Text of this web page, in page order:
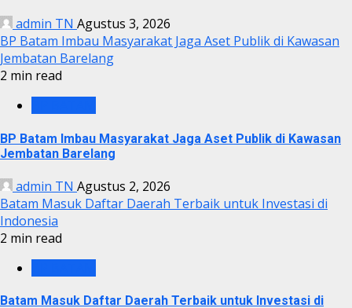
admin TN Agustus 3, 2026
BP Batam Imbau Masyarakat Jaga Aset Publik di Kawasan
Jembatan Barelang
2 min read
BP Batam Imbau Masyarakat Jaga Aset Publik di Kawasan
Jembatan Barelang
admin TN Agustus 2, 2026
Batam Masuk Daftar Daerah Terbaik untuk Investasi di
Indonesia
2 min read
Batam Masuk Daftar Daerah Terbaik untuk Investasi di